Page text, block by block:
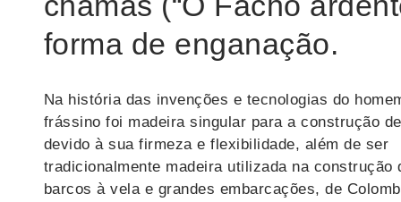
forma de enganação.
Na história das invenções e tecnologias do
frássino foi madeira singular para a construção de
devido à sua firmeza e flexibilidade, além de ser
tradicionalmente madeira utilizada na construção
barcos à vela e grandes embarcações, de